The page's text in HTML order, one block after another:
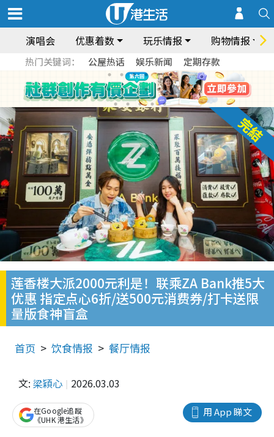
演唱会 优惠着数 玩乐情报 购物情报
热门关键词： 公屋热话 娱乐新闻 定期存款
莲香楼大派2000元利是！联乘ZA Bank推5大
优惠 指定点心6折/送500元消费券/打卡送限
量版食神盲盒
首页 饮食情报 餐厅情报
文: 梁穎心 2026.03.03
用 App 睇文
在Google追蹤
《UHK 港生活》